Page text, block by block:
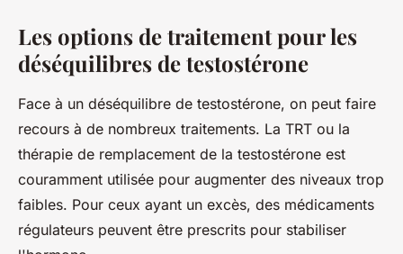
Les options de traitement pour les
déséquilibres de testostérone
Face à un déséquilibre de testostérone, on peut faire
recours à de nombreux traitements. La TRT ou la
thérapie de remplacement de la testostérone est
couramment utilisée pour augmenter des niveaux trop
faibles. Pour ceux ayant un excès, des médicaments
régulateurs peuvent être prescrits pour stabiliser